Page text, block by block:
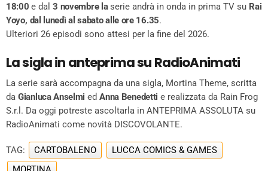
18:00e dal3 novembre laserie andrà in onda in prima TV su Rai
Yoyo, dal lunedì al sabato alle ore 16.35.
Ulteriori 26 episodi sono attesi per la fine del 2026.
La sigla in anteprima su RadioAnimati
La serie sarà accompagna da una sigla, Mortina Theme, scritta
da Gianluca Anselmi edAnna Benedetti e realizzata da Rain Frog
S.r.l. Da oggi potreste ascoltarla in ANTEPRIMA ASSOLUTA su
RadioAnimati come novità DISCOVOLANTE.
TAG: CARTOBALENO
LUCCA COMICS & GAMES